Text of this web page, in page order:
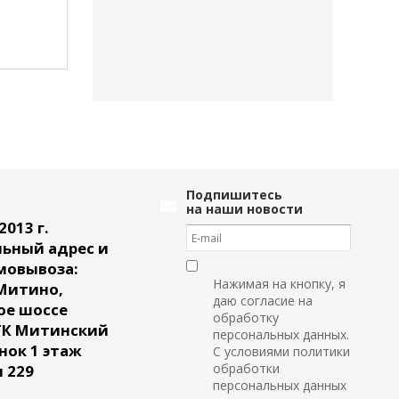
г.
адрес и
шоссе
Митинский
1 этаж
229
Подпишитесь
на наши новости
Нажимая на кнопку, я
даю согласие на
обработку
персональных данных.
С условиями политики
обработки
персональных данных